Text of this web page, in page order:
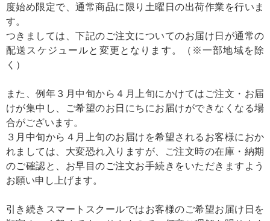
度始め限定で、通常商品に限り土曜日の出荷作業を行いま
す。
つきましては、下記のご注文についてのお届け日が通常の
配送スケジュールと変更となります。（※一部地域を除
く）
また、例年３月中旬から４月上旬にかけてはご注文・お届
けが集中し、ご希望のお日にちにお届けができなくなる場
合がございます。
３月中旬から４月上旬のお届けを希望されるお客様におか
れましては、大変恐れ入りますが、ご注文時の在庫・納期
のご確認と、お早目のご注文お手続きをいただきますよう
お願い申し上げます。
引き続きスマートスクールではお客様のご希望お届け日を